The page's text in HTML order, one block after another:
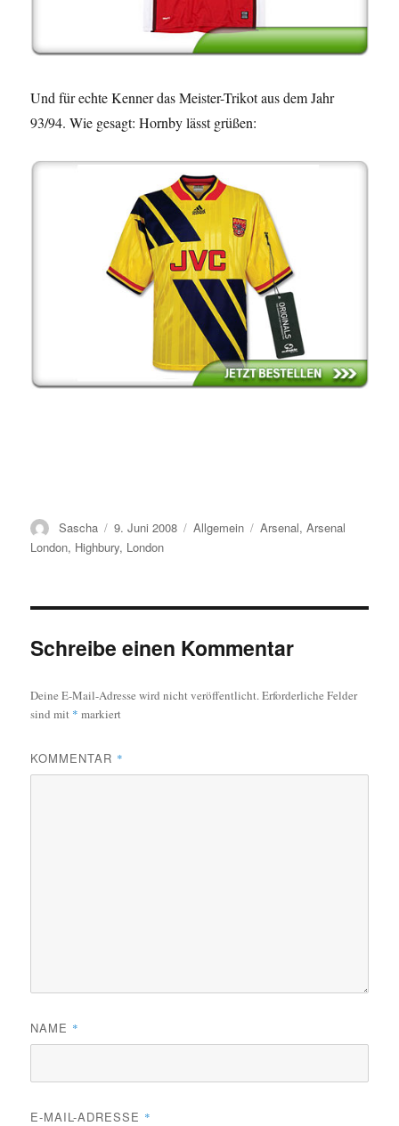
Und für echte Kenner das Meister-Trikot aus dem Jahr
93/94. Wie gesagt: Hornby lässt grüßen:
Autor
Sascha
Veröffentlicht
am
9. Juni 2008 Kategorien
Allgemein Schlagwörter
Arsenal,Arsenal
London, Highbury, London
Schreibe einen Kommentar
Deine E-Mail-Adresse wird nicht veröffentlicht.Erforderliche Felder
sind mit * markiert
KOMMENTAR *
NAME *
E-MAIL-ADRESSE *